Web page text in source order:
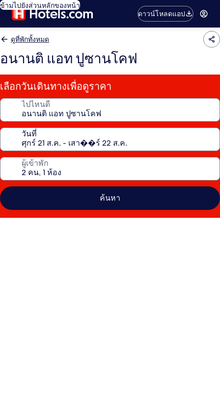
ข้ามไปยังส่วนหลักของหน้า
ดาวน์โหลดแอป
ดูที่พักทั้งหมด
อนานติ แอท ปูซานโคฟ
เลือกวันเดินทางเพื่อดูราคา
ไปไหนดี
วันที่
ผู้เข้าพัก
ค้นหา